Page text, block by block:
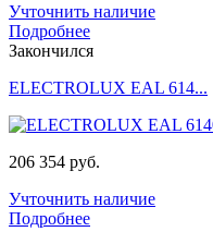
Учточнить наличие
Подробнее
Закончился
ELECTROLUX EAL 614...
206 354 руб.
Учточнить наличие
Подробнее